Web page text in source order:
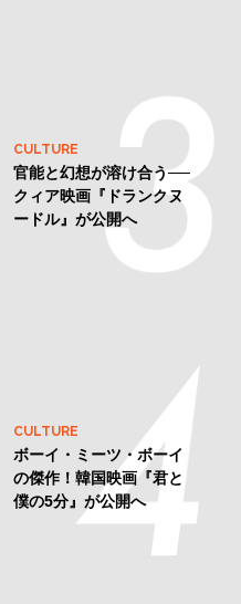
CULTURE
官能と幻想が溶け合う──
クィア映画『ドランクヌ
ードル』が公開へ
CULTURE
ボーイ・ミーツ・ボーイ
の傑作！韓国映画『君と
僕の5分』が公開へ